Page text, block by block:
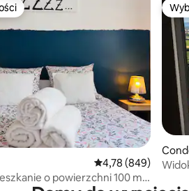
liczba recenzji: 126
Średnia ocena: 4,78
4,78 (849)
o powierzchni 100 m².